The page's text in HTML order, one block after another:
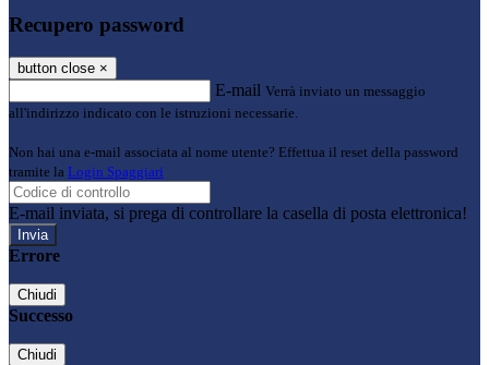
Recupero password
button close ×
E-mail Verrà inviato un messaggio
all'indirizzo indicato con le istruzioni necessarie.
Non hai una e-mail associata al nome utente? Effettua il reset della password
tramite la Login Spaggiari
E-mail inviata, si prega di controllare la casella di posta elettronica!
Errore
Chiudi
Successo
Chiudi